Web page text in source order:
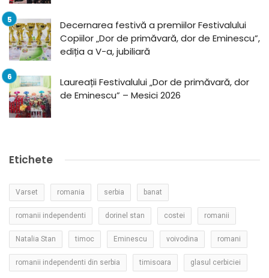
Decernarea festivă a premiilor Festivalului
Copiilor „Dor de primăvară, dor de Eminescu”,
ediția a V-a, jubiliară
Laureații Festivalului „Dor de primăvară, dor
de Eminescu” – Mesici 2026
Etichete
Varset romania serbia banat
romanii independenti dorinel stan costei romanii
Natalia Stan timoc Eminescu voivodina romani
romanii independenti din serbia timisoara glasul cerbiciei